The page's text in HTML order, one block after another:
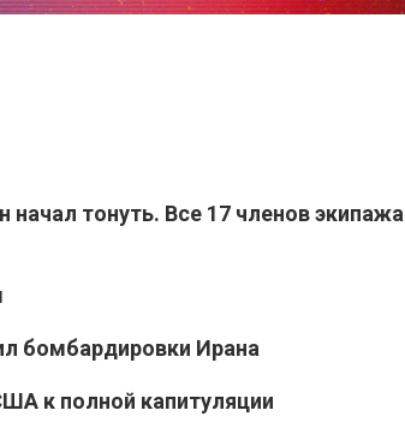
начал тонуть. Все 17 членов экипажа
бомбардировки Ирана
к полной капитуляции